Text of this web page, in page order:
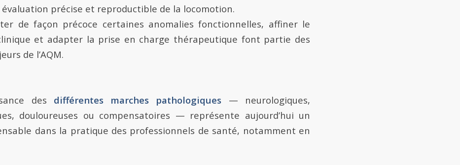
précise et reproductible de la locomotion.
de façon précoce certaines anomalies fonctionnelles, affiner le
et adapter la prise en charge thérapeutique font partie des
de l’AQM.
des différentes marches pathologiques — neurologiques,
douloureuses ou compensatoires — représente aujourd’hui un
dans la pratique des professionnels de santé, notamment en